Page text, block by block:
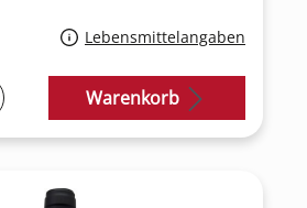
Lebensmittelangaben
Warenkorb